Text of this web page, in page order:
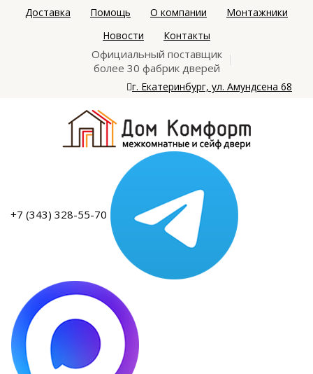
Доставка Помощь О компании
Монтажники
Новости
Контакты
Официальный поставщик
более 30 фабрик дверей
г. Екатеринбург, ул. Амундсена 68
+7 (343) 328-55-70